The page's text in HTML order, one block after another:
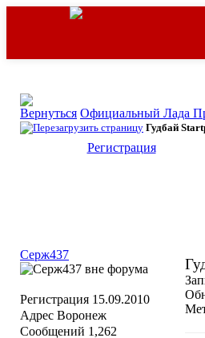
Официальный Лада
Гудбай
Регистрация
Серж437
Регистрация 15.09.2010
Адрес Воронеж
Сообщений 1,262